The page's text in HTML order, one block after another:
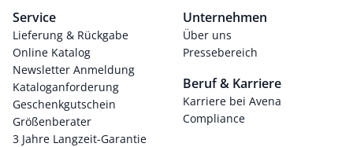
Service
Lieferung & Rückgabe
Online Katalog
Newsletter Anmeldung
Kataloganforderung
Geschenkgutschein
Größenberater
3 Jahre Langzeit-Garantie
Unternehmen
Über uns
Pressebereich
Beruf & Karriere
Karriere bei Avena
Compliance